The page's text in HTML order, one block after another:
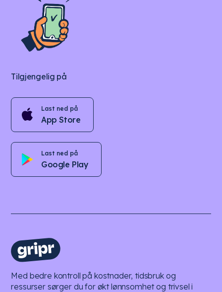
Tilgjengelig på
Last ned på
App Store
Last ned på
Google Play
Med bedre kontroll på kostnader, tidsbruk og
ressurser sørger du for økt lønnsomhet og trivsel i